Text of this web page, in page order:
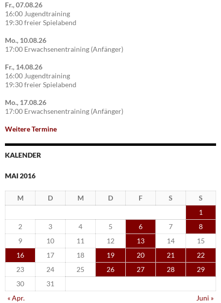
Fr., 07.08.26
16:00 Jugendtraining
19:30 freier Spielabend
Mo., 10.08.26
17:00 Erwachsenentraining (Anfänger)
Fr., 14.08.26
16:00 Jugendtraining
19:30 freier Spielabend
Mo., 17.08.26
17:00 Erwachsenentraining (Anfänger)
Weitere Termine
KALENDER
MAI 2016
M D M D F S
S
1
2
3 4 5 6 7
8
9
10 11 12 13 14
15
16
17 18 19 20 21
22
23
24 25 26 27 28
29
30
31
« Apr.
Juni »